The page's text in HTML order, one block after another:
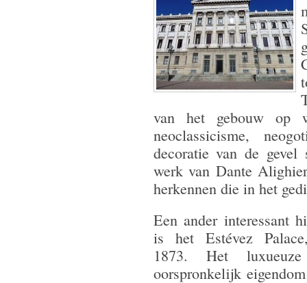
van het gebouw op
neoclassicisme,
decoratie van de
werk van Dante
herkennen die in het
Een ander interessant
is het Estévez
1873. Het
oorspronkelijk